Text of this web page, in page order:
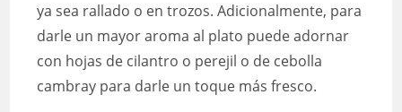
ya sea rallado o en trozos. Adicionalmente, para
darle un mayor aroma al plato puede adornar
con hojas de cilantro o perejil o de cebolla
cambray para darle un toque más fresco.